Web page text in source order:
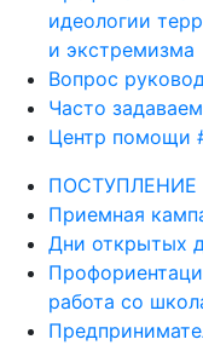
идеологии
и экстремизма
Вопрос
Часто
Центр
ПОСТУПЛЕНИЕ
Приемная
Дни открытых
работа со